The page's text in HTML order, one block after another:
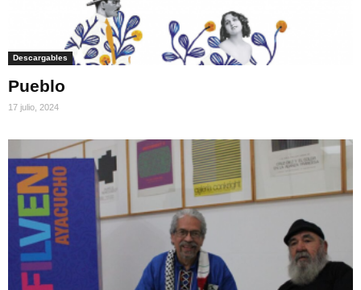
Descargables
Pueblo
17 julio, 2024